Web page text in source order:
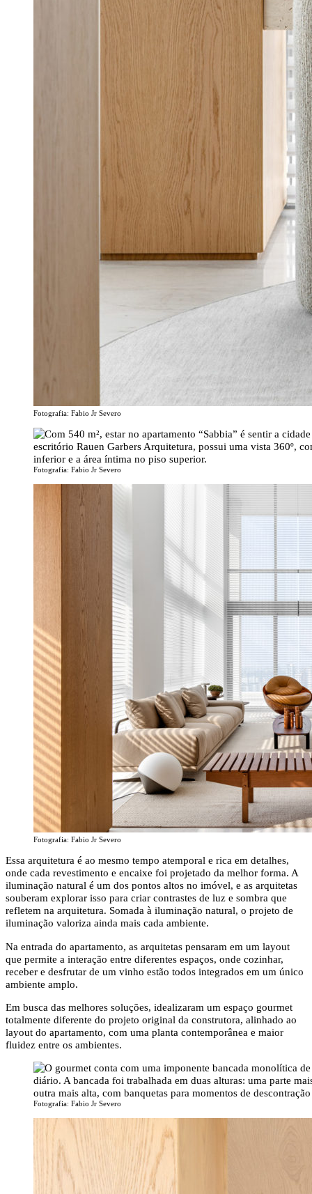
Fotografia: Fabio Jr Severo
Fotografia: Fabio Jr Severo
Fotografia: Fabio Jr Severo
Essa arquitetura é ao mesmo tempo atemporal e rica em detalhes,
onde cada revestimento e encaixe foi projetado da melhor forma. A
iluminação natural é um dos pontos altos no imóvel, e as arquitetas
souberam explorar isso para criar contrastes de luz e sombra que
refletem na arquitetura. Somada à iluminação natural, o projeto de
iluminação valoriza ainda mais cada ambiente.
Na entrada do apartamento, as arquitetas pensaram em um layout
que permite a interação entre diferentes espaços, onde cozinhar,
receber e desfrutar de um vinho estão todos integrados em um único
ambiente amplo.
Em busca das melhores soluções, idealizaram um espaço gourmet
totalmente diferente do projeto original da construtora, alinhado ao
layout do apartamento, com uma planta contemporânea e maior
fluidez entre os ambientes.
Fotografia: Fabio Jr Severo